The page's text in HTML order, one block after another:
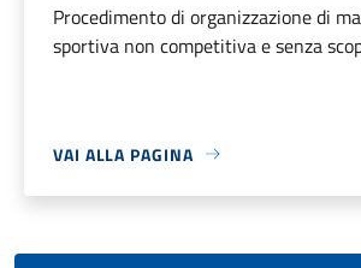
Procedimento di organizzazione di
sportiva non competitiva e senza
VAI ALLA PAGINA